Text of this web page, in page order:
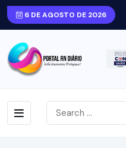
6 DE AGOSTO DE 2026